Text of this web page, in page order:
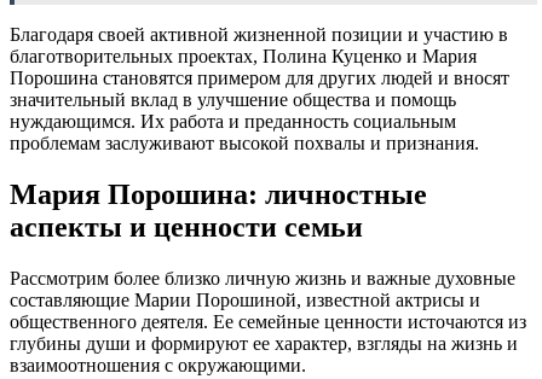
Благодаря своей активной жизненной позиции и участию в
благотворительных проектах, Полина Куценко и Мария
Порошина становятся примером для других людей и вносят
значительный вклад в улучшение общества и помощь
нуждающимся. Их работа и преданность социальным
проблемам заслуживают высокой похвалы и признания.
Мария Порошина: личностные
аспекты и ценности семьи
Рассмотрим более близко личную жизнь и важные духовные
составляющие Марии Порошиной, известной актрисы и
общественного деятеля. Ее семейные ценности источаются из
глубины души и формируют ее характер, взгляды на жизнь и
взаимоотношения с окружающими.